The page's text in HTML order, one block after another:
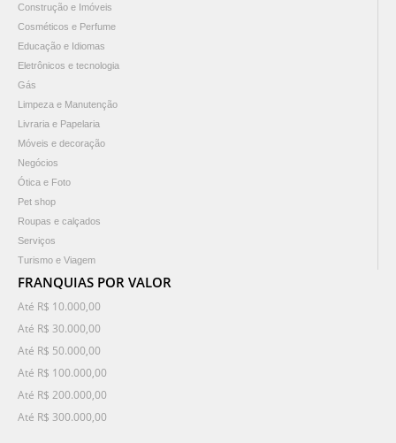
Construção e Imóveis
Cosméticos e Perfume
Educação e Idiomas
Eletrônicos e tecnologia
Gás
Limpeza e Manutenção
Livraria e Papelaria
Móveis e decoração
Negócios
Ótica e Foto
Pet shop
Roupas e calçados
Serviços
Turismo e Viagem
FRANQUIAS POR VALOR
Até R$ 10.000,00
Até R$ 30.000,00
Até R$ 50.000,00
Até R$ 100.000,00
Até R$ 200.000,00
Até R$ 300.000,00